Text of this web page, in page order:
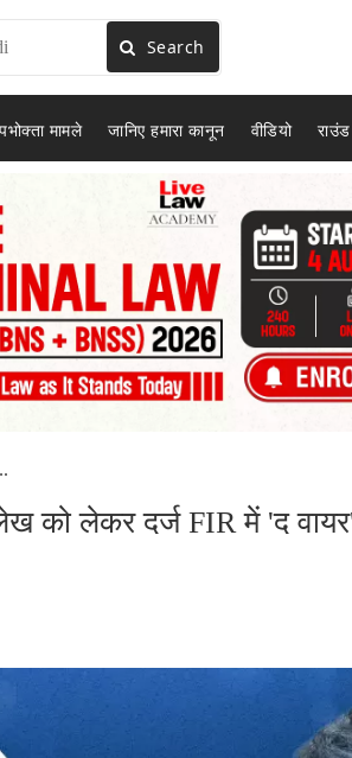
Search
मामले जानिए हमारा कानून वीडियो
को लेकर दर्ज FIR में 'द